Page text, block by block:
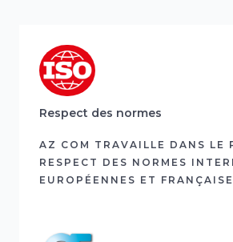
Respect des normes
AZ COM TRAVAILLE DANS LE
RESPECT DES NORMES
EUROPÉENNES ET